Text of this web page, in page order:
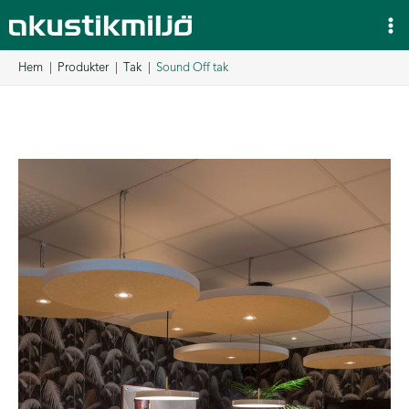
till
innehåll
Hem Produkter Tak Sound Off tak